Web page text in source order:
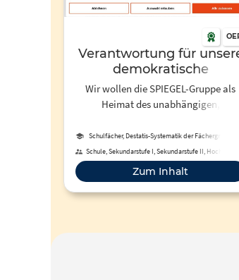
Verantwortung für
demokratische
Gesellschaft
Wir wollen die SPIEGEL-Gruppe als
Heimat des unab­hängigen,
und sie zugleich zu einem innovativen
multi­medialen Unter­nehmen weiter­
ent­wickeln.
Schulfächer, Destatis-Systematik der Fächergruppen,
Schule, Sekundarstufe I, Sekundarstufe II, Hochschule,
Berufliche Bildung, Fortbildung,
Fernunterricht
Zum Inhalt